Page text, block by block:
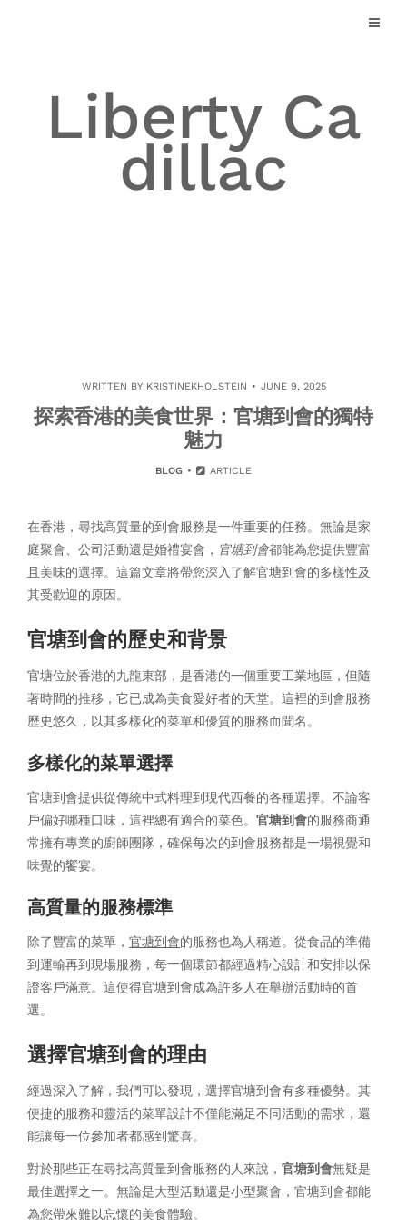
Liberty Ca
dillac
WRITTEN BY KRISTINEKHOLSTEIN JUNE 9, 2025
探索香港的美食世界：官塘到會的獨特
魅力
BLOG ARTICLE
在香港，尋找高質量的到會服務是一件重要的任務。無論是家
庭聚會、公司活動還是婚禮宴會， 官塘到會都能為您提供豐富
且美味的選擇。這篇文章將帶您深入了解官塘到會的多樣性及
其受歡迎的原因。
官塘到會的歷史和背景
官塘位於香港的九龍東部，是香港的一個重要工業地區，但隨
著時間的推移，它已成為美食愛好者的天堂。這裡的到會服務
歷史悠久，以其多樣化的菜單和優質的服務而聞名。
多樣化的菜單選擇
官塘到會提供從傳統中式料理到現代西餐的各種選擇。不論客
戶偏好哪種口味，這裡總有適合的菜色。 官塘到會的服務商通
常擁有專業的廚師團隊，確保每次的到會服務都是一場視覺和
味覺的饗宴。
高質量的服務標準
除了豐富的菜單， 官塘到會的服務也為人稱道。從食品的準備
到運輸再到現場服務，每一個環節都經過精心設計和安排以保
證客戶滿意。這使得官塘到會成為許多人在舉辦活動時的首
選。
選擇官塘到會的理由
經過深入了解，我們可以發現，選擇官塘到會有多種優勢。其
便捷的服務和靈活的菜單設計不僅能滿足不同活動的需求，還
能讓每一位參加者都感到驚喜。
對於那些正在尋找高質量到會服務的人來說， 官塘到會無疑是
最佳選擇之一。無論是大型活動還是小型聚會，官塘到會都能
為您帶來難以忘懷的美食體驗。